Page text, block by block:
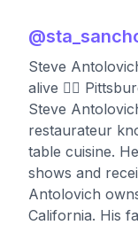
@
Steve
alive 👉🏻
Steve
restaurateur
table cuisine.
shows and
Antolovich
California. His